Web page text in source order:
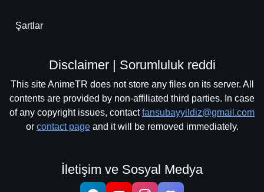
Şartlar
Disclaimer | Sorumluluk reddi
This site AnimeTR does not store any files on its server. All
contents are provided by non-affiliated third parties. In case
of any copyright issues, contactfansubayyildiz@gmail.com
or contact pageand it will be removed immediately.
İletişim ve Sosyal Medya